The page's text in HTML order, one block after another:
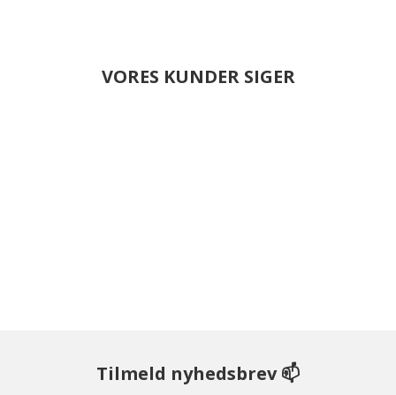
VORES KUNDER SIGER
Tilmeld nyhedsbrev 📫